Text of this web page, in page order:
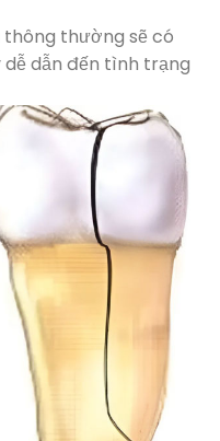
thông thường sẽ có
dẫn đến tình trạng